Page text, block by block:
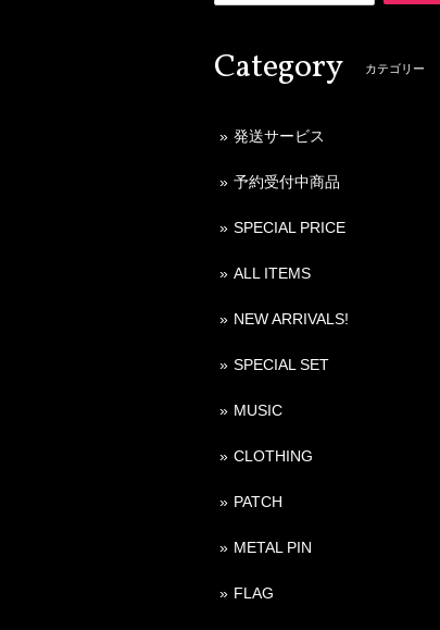
Category カテゴリー
発送サービス
予約受付中商品
SPECIAL PRICE
ALL ITEMS
NEW ARRIVALS!
SPECIAL SET
MUSIC
CLOTHING
PATCH
METAL PIN
FLAG